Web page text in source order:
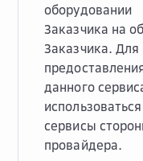
оборудовании
Заказчика на
Заказчика. Для
данного
использоваться
сервисы
провайдера.